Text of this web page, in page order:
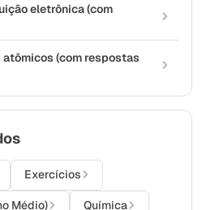
eletrônica (com
(com respostas
Exercícios
Médio) Química